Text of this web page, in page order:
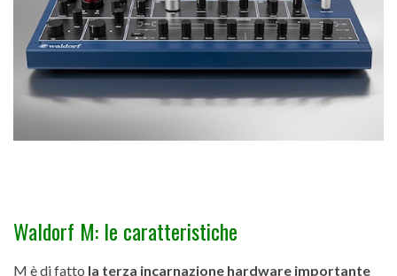
Waldorf M: le caratteristiche
M è di fatto la terza incarnazione hardware importante